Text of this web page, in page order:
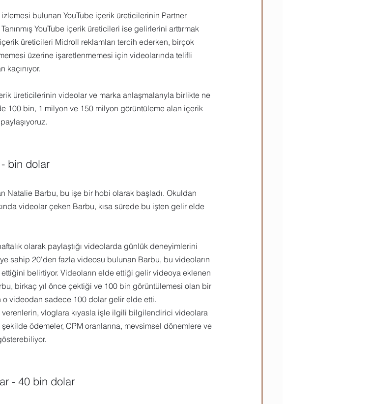
Visio Microsoft Word Güncel yazılar Teknik Bilgiler
bulunan YouTube içerik üreticilerinin Partner
YouTube içerik üreticileri ise gelirlerini arttırmak
üreticileri Midroll reklamları tercih ederken, birçok
üzerine işaretlenmemesi için videolarında telifli
kaçınıyor.
üreticilerinin videolar ve marka anlaşmalarıyla birlikte ne
100 bin, 1 milyon ve 150 milyon görüntüleme alan içerik
bin dolar
Natalie Barbu, bu işe bir hobi olarak başladı. Okuldan
videolar çeken Barbu, kısa sürede bu işten gelir elde
olarak paylaştığı videolarda günlük deneyimlerini
sahip 20'den fazla videosu bulunan Barbu, bu videoların
belirtiyor. Videoların elde ettiği gelir videoya eklenen
birkaç yıl önce çektiği ve 100 bin görüntülemesi olan bir
videodan sadece 100 dolar gelir elde etti.
vloglara kıyasla işle ilgili bilgilendirici videolara
şekilde ödemeler, CPM oranlarına, mevsimsel dönemlere ve
- 40 bin dolar